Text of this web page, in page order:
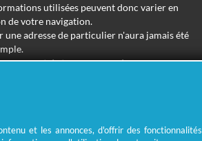
utilisées peuvent donc varier en
de votre navigation.
une adresse de particulier n'aura jamais été
permet de trouver une adresse avec un
© Ecométrie 2026
et les annonces, d'offrir des fonctionnalités